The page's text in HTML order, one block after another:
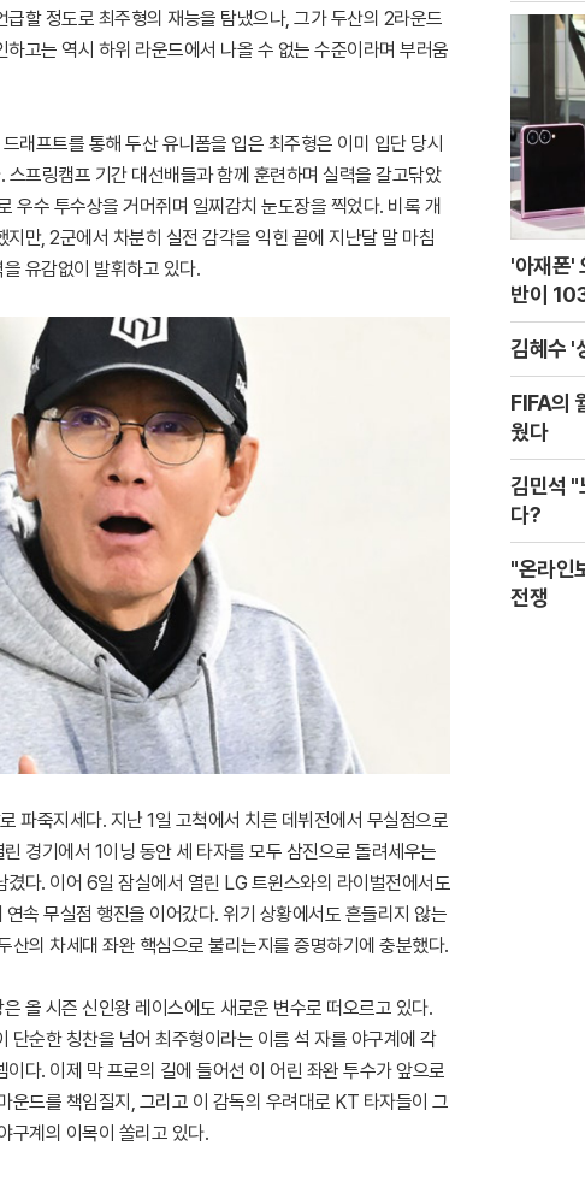
할 정도로 최주형의 재능을 탐냈으나, 그가 두산의 2라운드
고는 역시 하위 라운드에서 나올 수 없는 수준이라며 부러움
래프트를 통해 두산 유니폼을 입은 최주형은 이미 입단 당시
스프링캠프 기간 대선배들과 함께 훈련하며 실력을 갈고닦았
우수 투수상을 거머쥐며 일찌감치 눈도장을 찍었다. 비록 개
만, 2군에서 차분히 실전 감각을 익힌 끝에 지난달 말 마침
유감없이 발휘하고 있다.
파죽지세다. 지난 1일 고척에서 치른 데뷔전에서 무실점으로
경기에서 1이닝 동안 세 타자를 모두 삼진으로 돌려세우는
겼다. 이어 6일 잠실에서 열린 LG 트윈스와의 라이벌전에서도
속 무실점 행진을 이어갔다. 위기 상황에서도 흔들리지 않는
산의 차세대 좌완 핵심으로 불리는지를 증명하기에 충분했다.
올 시즌 신인왕 레이스에도 새로운 변수로 떠오르고 있다.
단순한 칭찬을 넘어 최주형이라는 이름 석 자를 야구계에 각
다. 이제 막 프로의 길에 들어선 이 어린 좌완 투수가 앞으로
운드를 책임질지, 그리고 이 감독의 우려대로 KT 타자들이 그
구계의 이목이 쏠리고 있다.
'아재폰'
반이
김혜수 '
FIFA의
웠다
김민석 "
다?
"온라인
전쟁